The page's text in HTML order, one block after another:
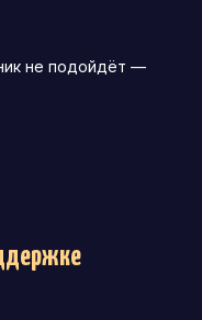
не подойдёт —